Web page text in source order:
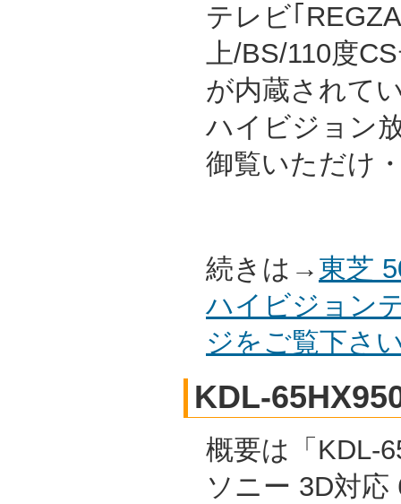
テレビ｢
上/BS/110度
が内蔵されて
ハイビジョン
御覧いただけ
続きは→ 東芝
ハイビジョン
ジをご覧下さ
KDL-
概要は「KDL-
ソニー 3D対応